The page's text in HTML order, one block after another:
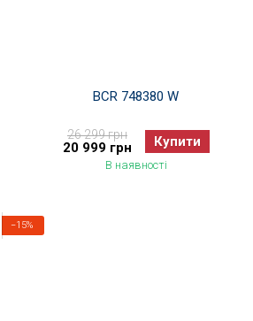
BCR 748380 W
26 299 грн
20 999 грн Купити
В наявності
−15%